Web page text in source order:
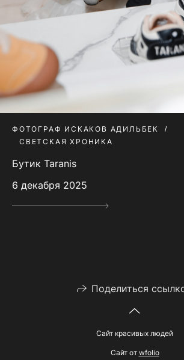
ФОТОГРАФ ИСКАКОВ АДИЛЬБЕК
СВЕТСКАЯ ХРОНИКА
Бутик Taranis
6 декабря 2025
Поделиться
Сайт красивых людей
Сайт от wfolio